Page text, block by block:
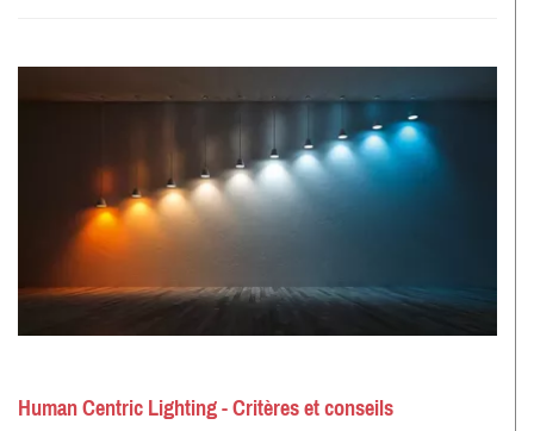
Human Centric Lighting - Critères et conseils